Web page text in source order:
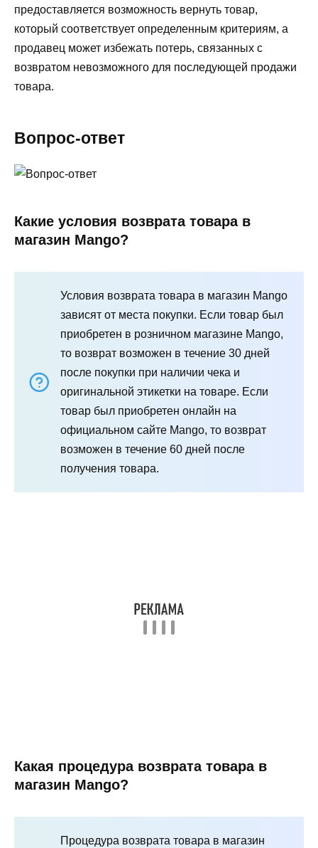
предоставляется возможность вернуть товар,
который соответствует определенным критериям, а
продавец может избежать потерь, связанных с
возвратом невозможного для последующей продажи
товара.
Вопрос-ответ
Какие условия возврата товара в
магазин Mango?
Условия возврата товара в магазин Mango
зависят от места покупки. Если товар был
приобретен в розничном магазине Mango,
то возврат возможен в течение 30 дней
после покупки при наличии чека и
оригинальной этикетки на товаре. Если
товар был приобретен онлайн на
официальном сайте Mango, то возврат
возможен в течение 60 дней после
получения товара.
Какая процедура возврата товара в
магазин Mango?
Процедура возврата товара в магазин